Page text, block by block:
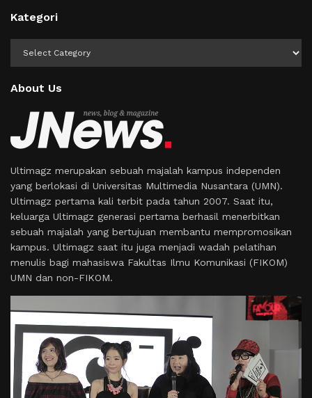
Kategori
About Us
Ultimagz merupakan sebuah majalah kampus independen
yang berlokasi di Universitas Multimedia Nusantara (UMN).
Ultimagz pertama kali terbit pada tahun 2007. Saat itu,
keluarga Ultimagz generasi pertama berhasil menerbitkan
sebuah majalah yang bertujuan membantu mempromosikan
kampus. Ultimagz saat itu juga menjadi wadah pelatihan
menulis bagi mahasiswa Fakultas Ilmu Komunikasi (FIKOM)
UMN dan non-FIKOM.